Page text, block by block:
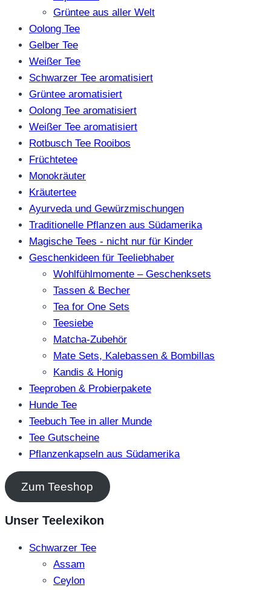
Grüntee aus aller Welt
Oolong Tee
Gelber Tee
Weißer Tee
Schwarzer Tee aromatisiert
Grüntee aromatisiert
Oolong Tee aromatisiert
Weißer Tee aromatisiert
Rotbusch Tee Rooibos
Früchtetee
Monokräuter
Kräutertee
Ayurveda und Gewürzmischungen
Traditionelle Pflanzen aus Südamerika
Magische Tees - nicht nur für Kinder
Geschenkideen für Teeliebhaber
Wohlfühlmomente – Geschenksets
Tassen & Becher
Tea for One Sets
Teesiebe
Matcha-Zubehör
Mate Sets, Kalebassen & Bombillas
Kandis & Honig
Teeproben & Probierpakete
Hunde Tee
Teebuch Tee in aller Munde
Tee Gutscheine
Pflanzenkapseln aus Südamerika
Zum Teeshop
Unser Teelexikon
Schwarzer Tee
Assam
Ceylon